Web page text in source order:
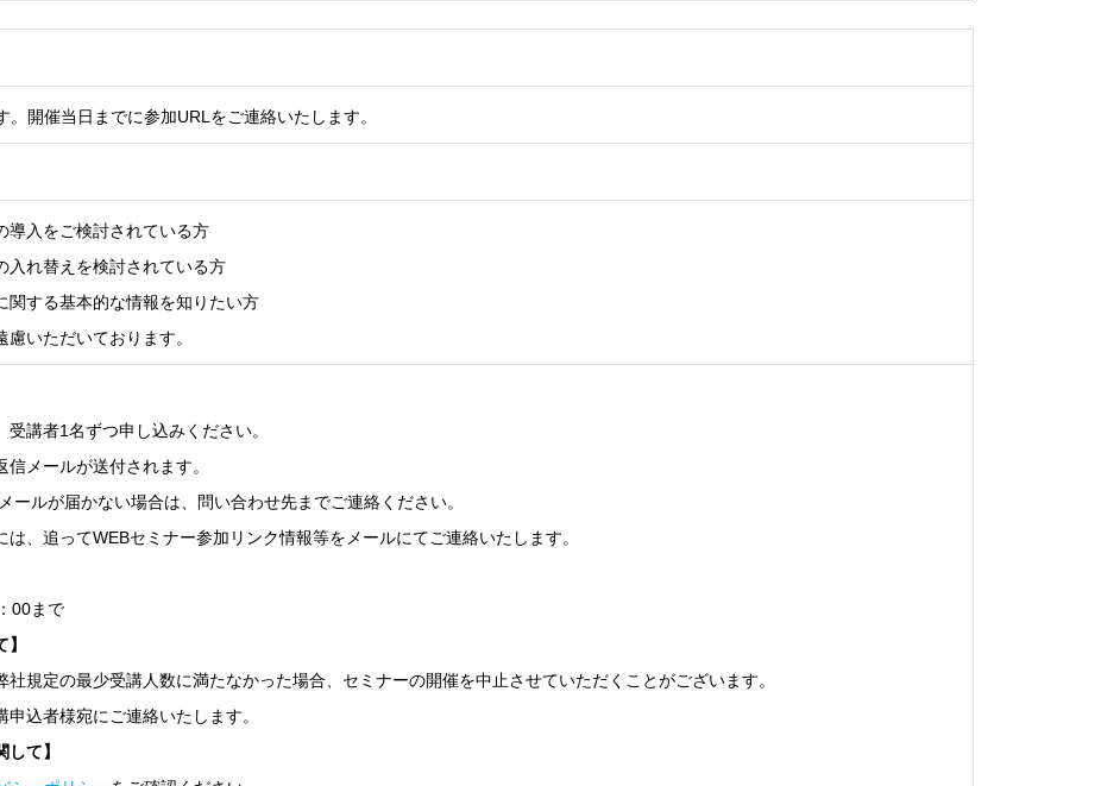
開催当日までに参加URLをご連絡いたします。
導入をご検討されている方
入れ替えを検討されている方
関する基本的な情報を知りたい方
いただいております。
受講者1名ずつ申し込みください。
信メールが送付されます。
ールが届かない場合は、問い合わせ先までご連絡ください。
は、追ってWEBセミナー参加リンク情報等をメールにてご連絡いたします。
00まで
社規定の最少受講人数に満たなかった場合、セミナーの開催を中止させていただくことがございます。
込者様宛にご連絡いたします。
して】